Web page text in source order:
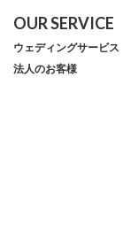
OUR SERVICE
ウェディングサービス
法人のお客様